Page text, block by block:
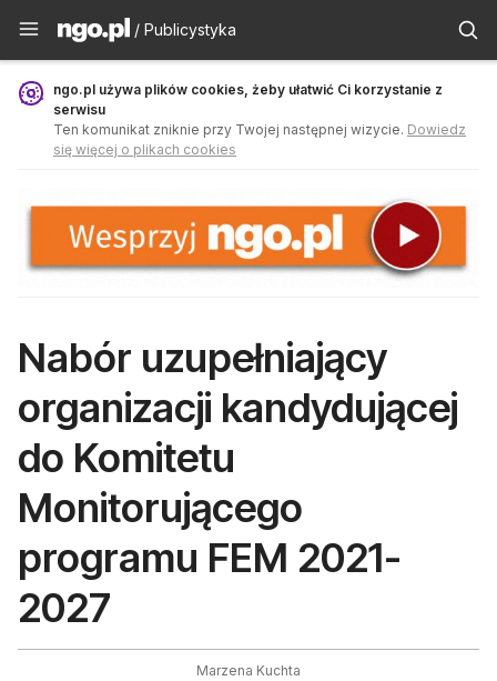
Publicystyka - ngo.pl
/ Publicystyka
ngo.pl używa plików cookies, żeby ułatwić Ci korzystanie z
serwisu
Ten komunikat zniknie przy Twojej następnej wizycie. Dowiedz
się więcej o plikach cookies
Nabór uzupełniający
organizacji kandydującej
do Komitetu
Monitorującego
programu FEM 2021-
2027
Marzena Kuchta